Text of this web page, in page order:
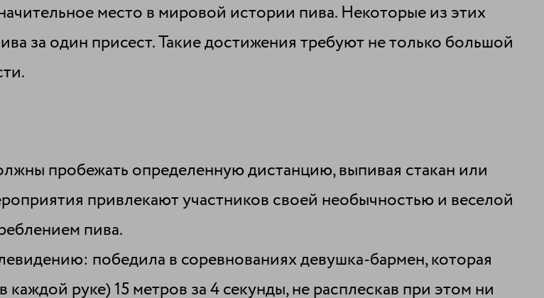
место в мировой истории пива. Некоторые из этих
за один присест. Такие достижения требуют не только большой
пробежать определенную дистанцию, выпивая стакан или
привлекают участников своей необычностью и веселой
пива.
победила в соревнованиях девушка-бармен, которая
руке) 15 метров за 4 секунды, не расплескав при этом ни